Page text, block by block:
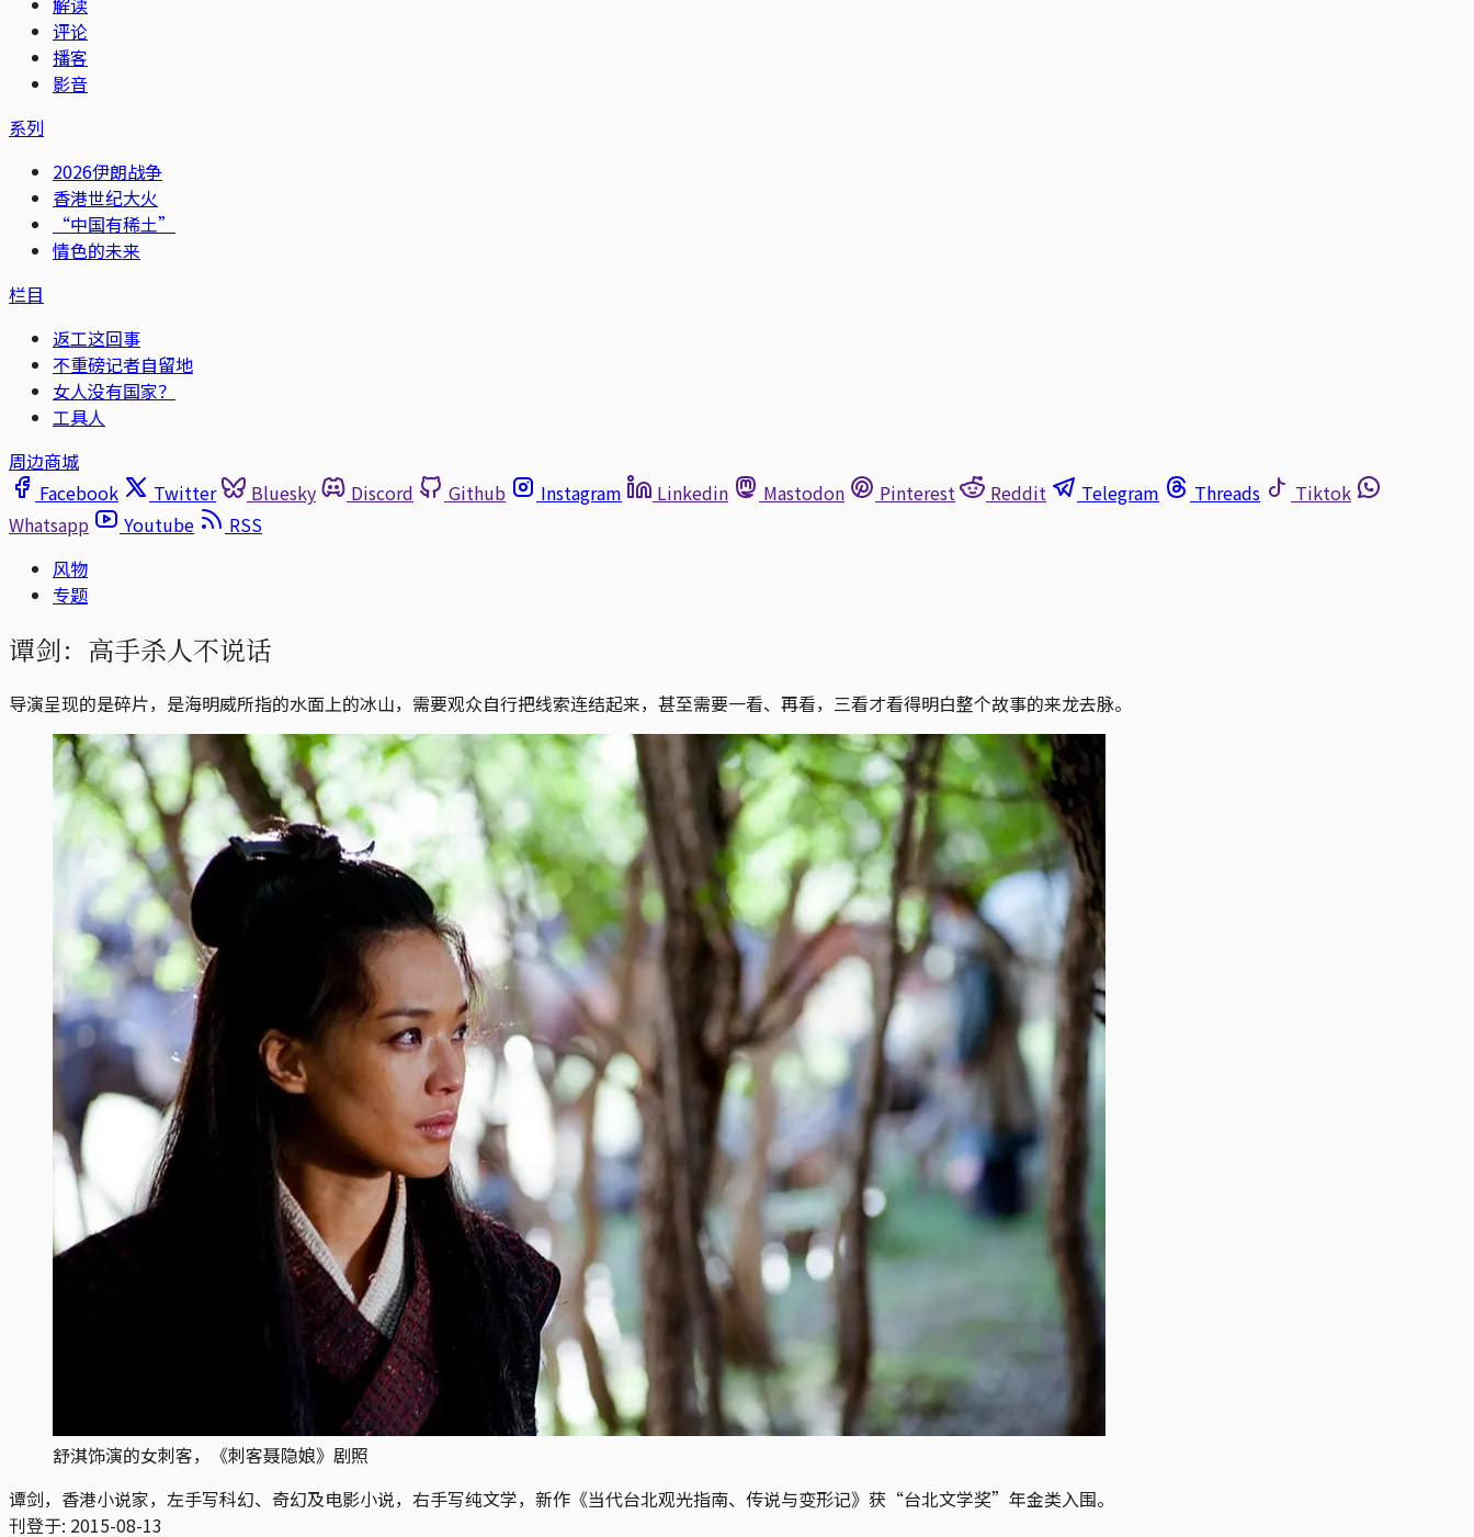
评论
播客
影音
系列
2026伊朗战争
香港世纪大火
“中国有稀土”
情色的未来
栏目
返工这回事
不重磅记者自留地
女人没有国家？
工具人
周边商城
Facebook
Twitter Bluesky Discord Github Instagram Linkedin Mastodon Pinterest Reddit Telegram Threads
Tiktok
Whatsapp
Youtube
RSS
风物
专题
谭剑：高手杀人不说话
导演呈现的是碎片，是海明威所指的水面上的冰山，需要观众自行把线索连结起来，甚至需要一看、再看，三看才看得明白整个故事的来龙去脉。
舒淇饰演的女刺客，《刺客聂隐娘》剧照
谭剑，香港小说家，左手写科幻、奇幻及电影小说，右手写纯文学，新作《当代台北观光指南、传说与变形记》获“台北文学奖”年金类入围。
刊登于: 2015-08-13